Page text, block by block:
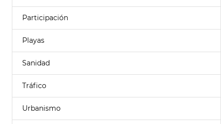
Participación
Playas
Sanidad
Tráfico
Urbanismo